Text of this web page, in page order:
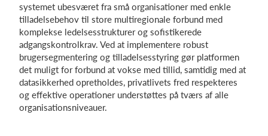
systemet ubesværet fra små organisationer med enkle
tilladelsebehov til store multiregionale forbund med
komplekse ledelsesstrukturer og sofistikerede
adgangskontrolkrav. Ved at implementere robust
brugersegmentering og tilladelsesstyring gør platformen
det muligt for forbund at vokse med tillid, samtidig med at
datasikkerhed opretholdes, privatlivets fred respekteres
og effektive operationer understøttes på tværs af alle
organisationsniveauer.